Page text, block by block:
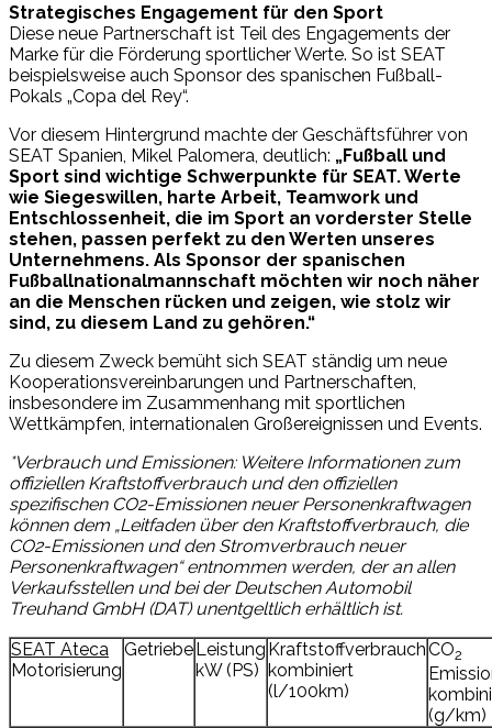
Strategisches Engagement für den Sport
Diese neue Partnerschaft ist Teil des Engagements der
Marke für die Förderung sportlicher Werte. So ist SEAT
beispielsweise auch Sponsor des spanischen Fußball-
Pokals „Copa del Rey“.
Vor diesem Hintergrund machte der Geschäftsführer von
SEAT Spanien, Mikel Palomera, deutlich: „Fußball und
Sport sind wichtige Schwerpunkte für SEAT. Werte
wie Siegeswillen, harte Arbeit, Teamwork und
Entschlossenheit, die im Sport an vorderster Stelle
stehen, passen perfekt zu den Werten unseres
Unternehmens. Als Sponsor der spanischen
Fußballnationalmannschaft möchten wir noch näher
an die Menschen rücken und zeigen, wie stolz wir
sind, zu diesem Land zu gehören.“
Zu diesem Zweck bemüht sich SEAT ständig um neue
Kooperationsvereinbarungen und Partnerschaften,
insbesondere im Zusammenhang mit sportlichen
Wettkämpfen, internationalen Großereignissen und Events.
*Verbrauch und Emissionen: Weitere Informationen zum
offiziellen Kraftstoffverbrauch und den offiziellen
spezifischen CO2-Emissionen neuer Personenkraftwagen
können dem „Leitfaden über den Kraftstoffverbrauch, die
CO2-Emissionen und den Stromverbrauch neuer
Personenkraftwagen“ entnommen werden, der an allen
Verkaufsstellen und bei der Deutschen Automobil
Treuhand GmbH (DAT) unentgeltlich erhältlich ist.
SEAT Ateca
Motorisierung
GetriebeLeistung
kW (PS)
Kraftstoffverbrauch
kombiniert
(l/100km)
CO2
(g/km)